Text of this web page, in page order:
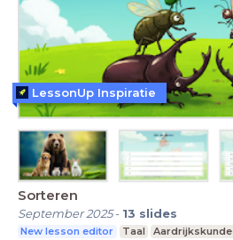
Sorteren
September 2025- 13 slides
New lesson editor Taal Aardrijkskunde
LessonUp Inspiratie